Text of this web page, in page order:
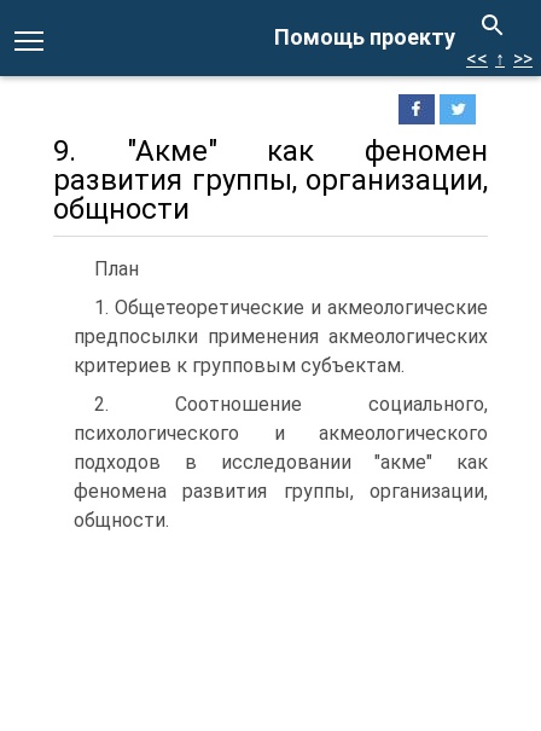
Помощь проекту
<< ↑ >>
9. "Акме" как феномен
развития группы, организации,
общности
План
1. Общетеоретические и акмеологические
предпосылки применения акмеологических
критериев к групповым субъектам.
2. Соотношение социального,
психологического и акмеологического
подходов в исследовании "акме" как
феномена развития группы, организации,
общности.